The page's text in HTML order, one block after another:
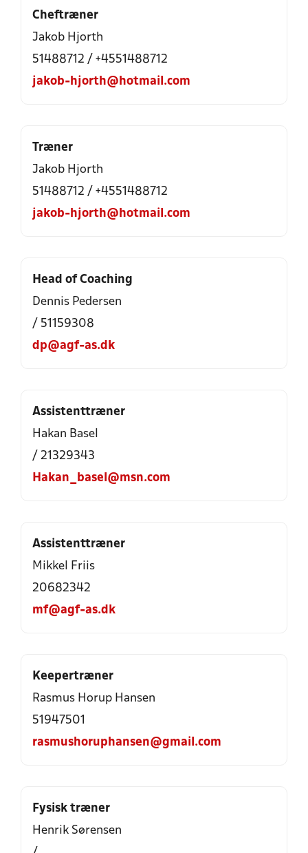
Cheftræner
Jakob Hjorth
51488712 / +4551488712
jakob-hjorth@hotmail.com
Træner
Jakob Hjorth
51488712 / +4551488712
jakob-hjorth@hotmail.com
Head of Coaching
Dennis Pedersen
/ 51159308
dp@agf-as.dk
Assistenttræner
Hakan Basel
/ 21329343
Hakan_basel@msn.com
Assistenttræner
Mikkel Friis
20682342
mf@agf-as.dk
Keepertræner
Rasmus Horup Hansen
51947501
rasmushoruphansen@gmail.com
Fysisk træner
Henrik Sørensen